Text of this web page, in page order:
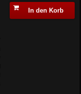
In den Korb